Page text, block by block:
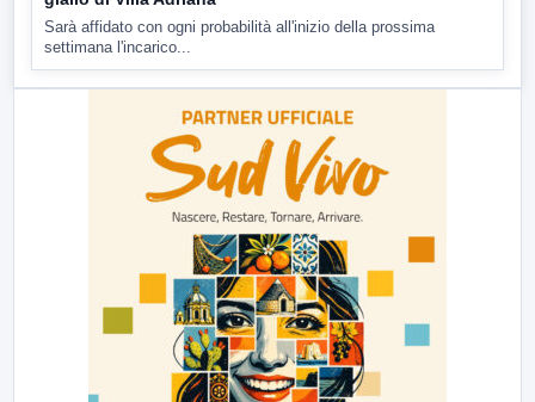
Sarà affidato con ogni probabilità all'inizio della prossima
settimana l'incarico...